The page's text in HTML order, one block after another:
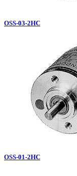
OSS-03-2HC
OSS-01-2HC